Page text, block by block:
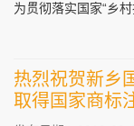
为贯彻落实国家“乡
热烈祝贺新乡
取得国家商标